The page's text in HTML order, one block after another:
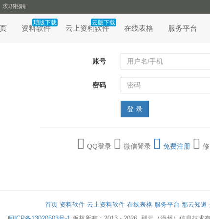
求职招聘
资料软件
琐版下载
云上资料软件
云版下载
在线表格 服务平台
账号
密码
QQ登录 微信登录 免费注册
首页 资料软件 云上资料软件 在线表格 服务平台 那云知道